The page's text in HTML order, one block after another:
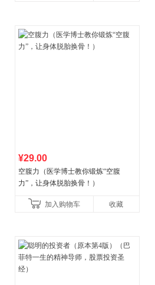
¥29.00
空腹力（医学博士教你锻炼“空腹
力”，让身体脱胎换骨！）
加入购物车 收藏